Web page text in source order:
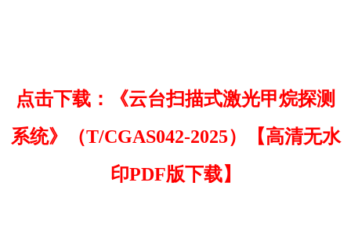
点击下载：《云台扫描式激光甲烷探测
系统》（T/CGAS042-2025）【高清无水
印PDF版下载】